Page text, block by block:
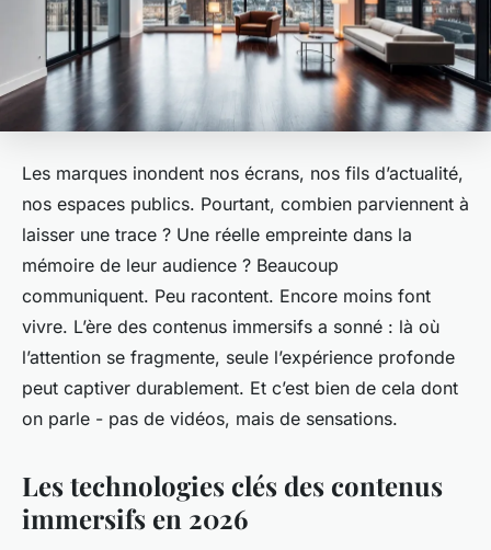
Les marques inondent nos écrans, nos fils d’actualité,
nos espaces publics. Pourtant, combien parviennent à
laisser une trace ? Une réelle empreinte dans la
mémoire de leur audience ? Beaucoup
communiquent. Peu racontent. Encore moins font
vivre. L’ère des contenus immersifs a sonné : là où
l’attention se fragmente, seule l’expérience profonde
peut captiver durablement. Et c’est bien de cela dont
on parle - pas de vidéos, mais de sensations.
Les technologies clés des contenus
immersifs en 2026